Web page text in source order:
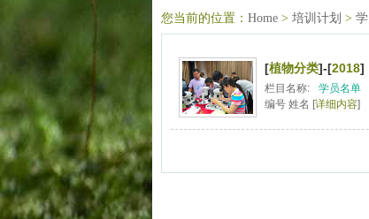
您当前的位置： Home > 培训计划 >
[植物分类]-[2018]
栏目名称:
学员名单
编号 姓名 [详细内容]